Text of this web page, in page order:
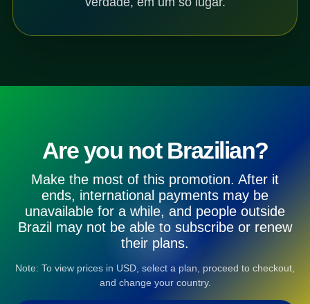
Are you not Brazilian?
Make the most of this promotion. After it
ends, international payments may be
unavailable for a while, and people outside
Brazil may not be able to subscribe or renew
their plans.
Note: To view prices in USD, select a plan, proceed to checkout,
and change your country.